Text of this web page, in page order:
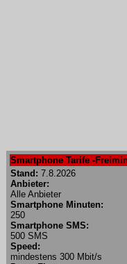
Smartphone Tarife -
Stand: 7.8.2026
Anbieter:
Alle Anbieter
Smartphone Minuten:
250
Smartphone SMS:
500 SMS
Speed:
mindestens 300 Mbit/s